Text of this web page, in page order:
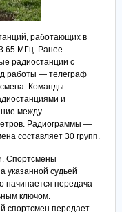
работающих в
МГц. Ранее
радиостанции с
работы — телеграф
Команды
и
между
Радиограммы —
составляет 30 групп.
Спортсмены
указанной судьей
начинается передача
ключом.
спортсмен передает